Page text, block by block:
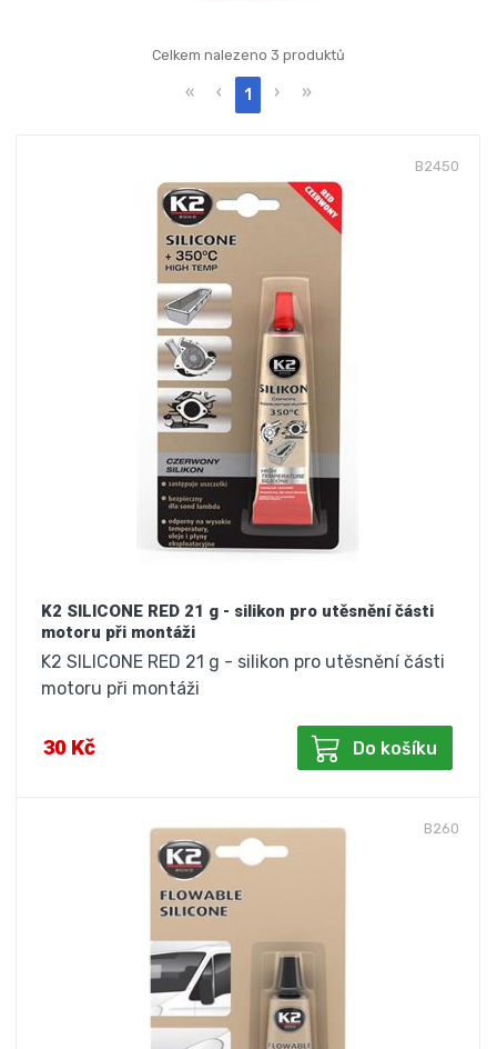
Celkem nalezeno 3 produktů
« ‹ 1 › »
B2450
K2 SILICONE RED 21 g - silikon pro utěsnění části
motoru při montáži
K2 SILICONE RED 21 g - silikon pro utěsnění části
motoru při montáži
30 Kč Do košíku
B260